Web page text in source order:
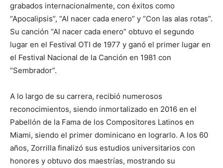
grabados internacionalmente, con éxitos como
“Apocalipsis”, “Al nacer cada enero” y “Con las alas rotas”.
Su canción “Al nacer cada enero” obtuvo el segundo
lugar en el Festival OTI de 1977 y ganó el primer lugar en
el Festival Nacional de la Canción en 1981 con
“Sembrador”.
A lo largo de su carrera, recibió numerosos
reconocimientos, siendo inmortalizado en 2016 en el
Pabellón de la Fama de los Compositores Latinos en
Miami, siendo el primer dominicano en lograrlo. A los 60
años, Zorrilla finalizó sus estudios universitarios con
honores y obtuvo dos maestrías, mostrando su